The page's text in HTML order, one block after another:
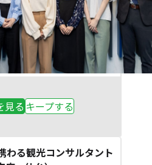
見る キープする
わる観光コンサルタント